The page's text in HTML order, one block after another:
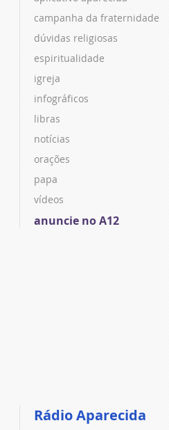
campanha da fraternidade
dúvidas religiosas
espiritualidade
igreja
infográficos
libras
notícias
orações
papa
vídeos
anuncie no A12
Rádio Aparecida